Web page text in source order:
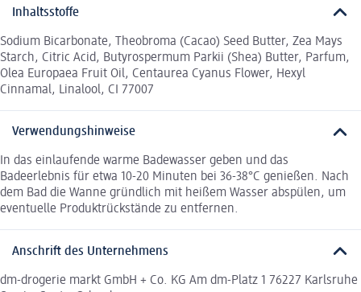
Inhaltsstoffe
Sodium Bicarbonate, Theobroma (Cacao) Seed Butter, Zea Mays
Starch, Citric Acid, Butyrospermum Parkii (Shea) Butter, Parfum,
Olea Europaea Fruit Oil, Centaurea Cyanus Flower, Hexyl
Cinnamal, Linalool, CI 77007
Verwendungshinweise
In das einlaufende warme Badewasser geben und das
Badeerlebnis für etwa 10-20 Minuten bei 36-38°C genießen. Nach
dem Bad die Wanne gründlich mit heißem Wasser abspülen, um
eventuelle Produktrückstände zu entfernen.
Anschrift des Unternehmens
dm-drogerie markt GmbH + Co. KG Am dm-Platz 1 76227 Karlsruhe